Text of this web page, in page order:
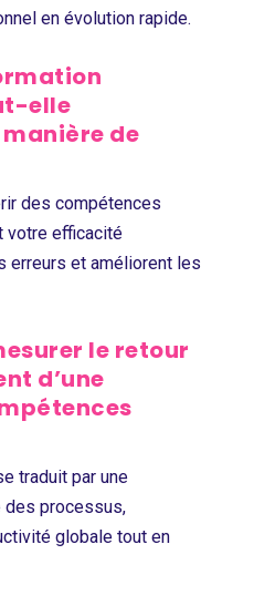
en évolution rapide.
elle
de
des compétences
votre efficacité
erreurs et améliorent les
le retour
d’une
traduit par une
processus,
globale tout en